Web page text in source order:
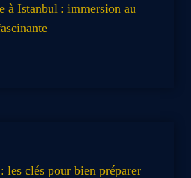
à Istanbul : immersion au
les clés pour bien préparer